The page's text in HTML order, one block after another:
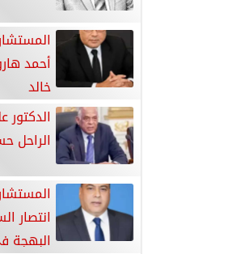
أحمد
خالد
الدكتور
الراحل
انتصار
البهجة